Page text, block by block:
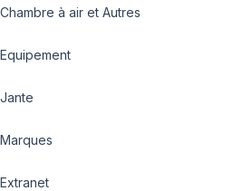
Chambre à air et Autres
Equipement
Jante
Marques
Extranet